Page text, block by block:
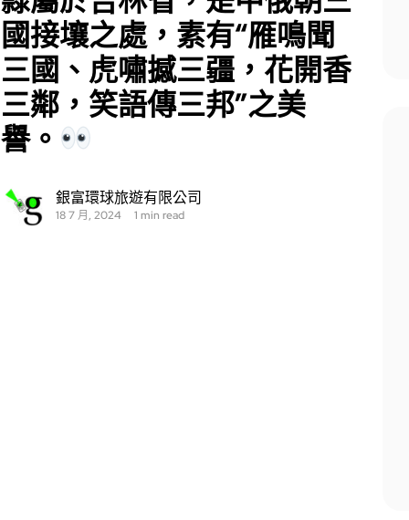
國接壤之處，素有“雁鳴聞
三國、虎嘯撼三疆，花開香
三鄰，笑語傳三邦”之美
譽。
銀富環球旅遊有限公司
18 7 月, 2024 1 min read